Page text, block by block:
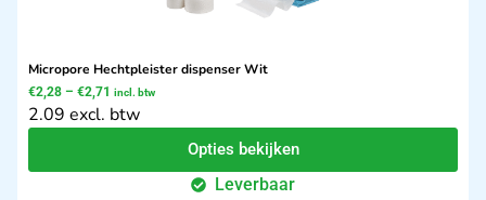
Micropore Hechtpleister dispenser Wit
€2,28 – €2,71 incl. btw
2.09 excl. btw
Opties bekijken
Leverbaar